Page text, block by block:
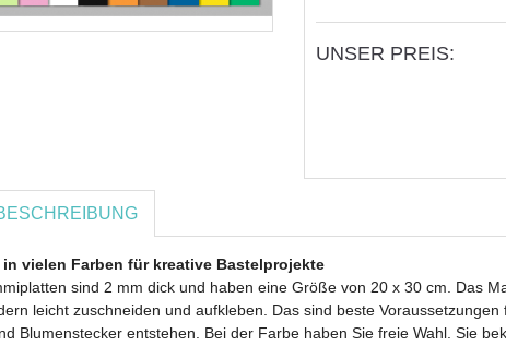
UNSER PREIS:
vielen Farben für kreative Bastelprojekte
sind 2 mm dick und haben eine Größe von 20 x 30 cm. Das
leicht zuschneiden und aufkleben. Das sind beste
Blumenstecker entstehen. Bei der Farbe haben Sie freie Wahl. Sie